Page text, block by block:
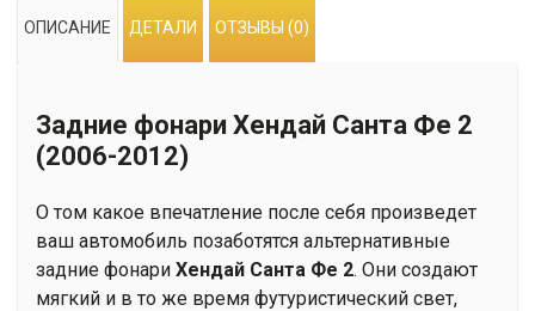
ОПИСАНИЕ ДЕТАЛИ ОТЗЫВЫ (0)
Задние фонари Хендай Санта Фе 2
(2006-2012)
О том какое впечатление после себя произведет
ваш автомобиль позаботятся альтернативные
задние фонари Хендай Санта Фе 2. Они создают
мягкий и в то же время футуристический свет,